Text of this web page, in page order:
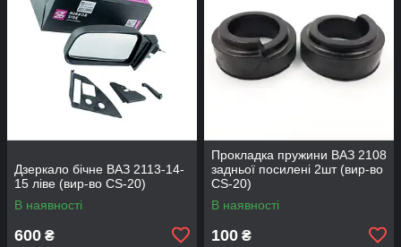
Дзеркало бічне ВАЗ 2113-14-
15 ліве (вир-во CS-20)
В наявності
600 ₴
Прокладка пружини ВАЗ 2108
задньої посилені 2шт (вир-во
CS-20)
В наявності
100 ₴